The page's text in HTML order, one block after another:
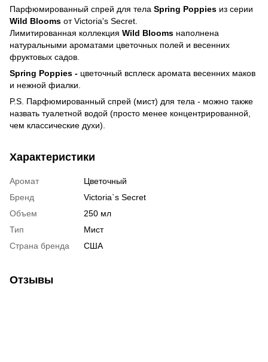
Парфюмированный спрей для тела Spring Poppies из серии
Wild Blooms от Victoria's Secret.
Лимитированная коллекция Wild Blooms наполнена
натуральными ароматами цветочных полей и весенних
фруктовых садов.
Spring Poppies - цветочный всплеск аромата весенних маков
и нежной фиалки.
P.S. Парфюмированный спрей (мист) для тела - можно также
назвать туалетной водой (просто менее концентрированной,
чем классические духи).
Характеристики
Аромат
Цветочный
Бренд
Victoria`s Secret
Объем
250 мл
Тип
Мист
Страна бренда
США
Отзывы